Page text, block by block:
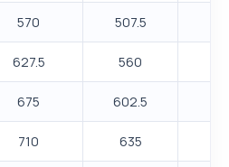
570 507.5
627.5 560
675 602.5
710 635